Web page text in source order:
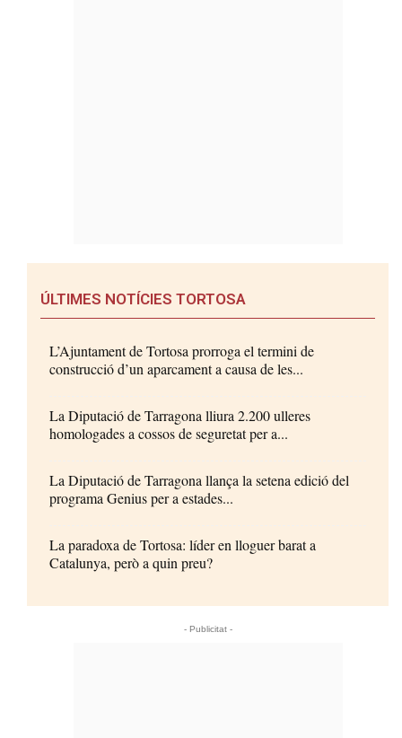
ÚLTIMES NOTÍCIES TORTOSA
L’Ajuntament de Tortosa prorroga el termini de
construcció d’un aparcament a causa de les...
La Diputació de Tarragona lliura 2.200 ulleres
homologades a cossos de seguretat per a...
La Diputació de Tarragona llança la setena edició del
programa Genius per a estades...
La paradoxa de Tortosa: líder en lloguer barat a
Catalunya, però a quin preu?
- Publicitat -